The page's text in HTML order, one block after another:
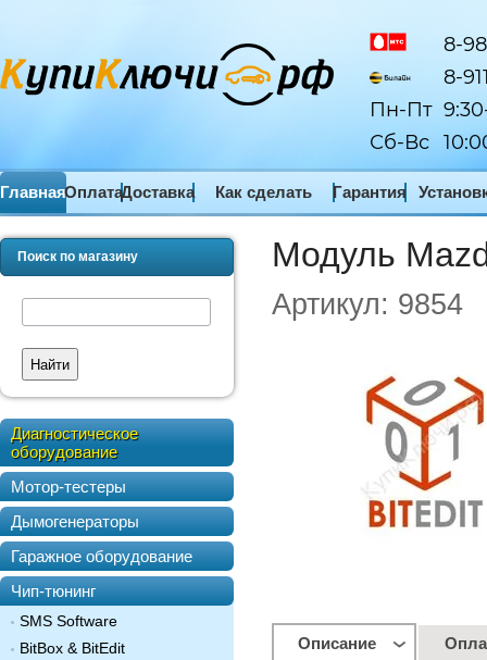
ГлавнаяОплатаДоставка Как сделать Гарантия
8-
8-
Пн-Пт
Сб-Вс
Поиск по магазину
Найти
Диагностическое
оборудование
Мотор-тестеры
Дымогенераторы
Гаражное оборудование
Чип-тюнинг
SMS Software
BitBox & BitEdit
Модуль
Артикул: 9854
Описание